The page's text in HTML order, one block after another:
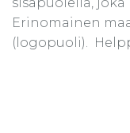
Erinomainen
(logopuoli). 